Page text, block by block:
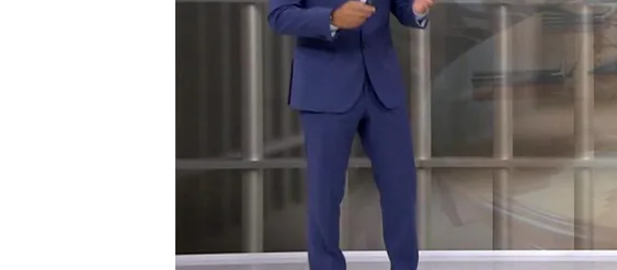
Compartir
Elexministro de Transportes José Luis
a 24 años de prisión por el
la compra de mascarillas en la
ministro en España, superando las de